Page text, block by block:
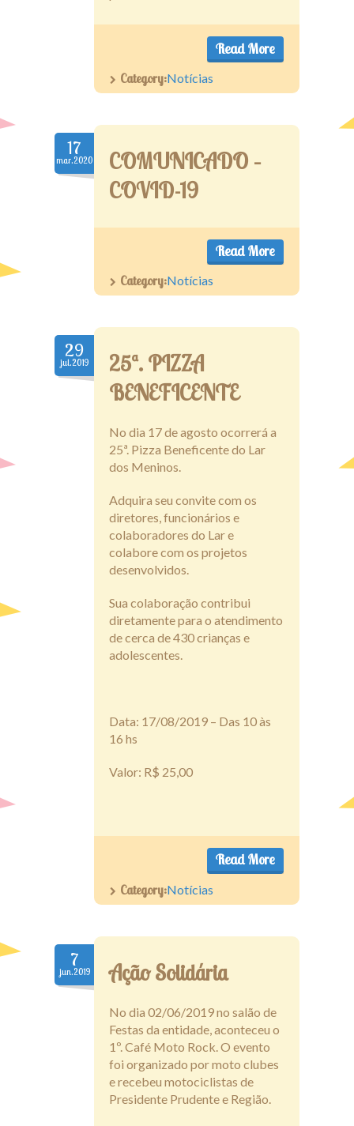
Read More
Category:Notícias
17
mar.2020
COMUNICADO –
COVID-19
Read More
Category:Notícias
29
jul.2019
25ª. PIZZA
BENEFICENTE
No dia 17 de agosto ocorrerá a
25ª. Pizza Beneficente do Lar
dos Meninos.
Adquira seu convite com os
diretores, funcionários e
colaboradores do Lar e
colabore com os projetos
desenvolvidos.
Sua colaboração contribui
diretamente para o atendimento
de cerca de 430 crianças e
adolescentes.
Data: 17/08/2019 – Das 10 às
16 hs
Valor: R$ 25,00
Read More
Category:Notícias
7
jun.2019 Ação Solidária
No dia 02/06/2019 no salão de
Festas da entidade, aconteceu o
1º. Café Moto Rock. O evento
foi organizado por moto clubes
e recebeu motociclistas de
Presidente Prudente e Região.